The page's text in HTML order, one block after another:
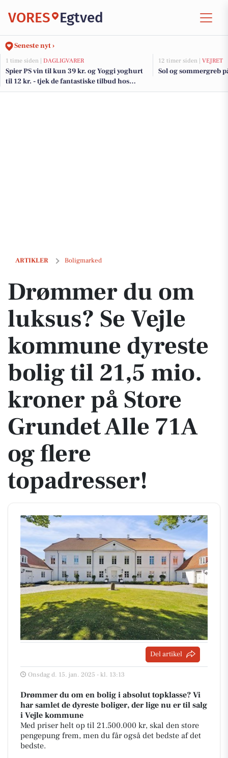
VORES Egtved
Seneste nyt ›
1 time siden | DAGLIGVARER
Spier PS vin til kun 39 kr. og Yoggi yoghurt
til 12 kr. - tjek de fantastiske tilbud hos
DagliBrugsen
12 timer siden | VEJRET
Sol og sommergreb
ARTIKLER Boligmarked
Drømmer du om luksus? Se Vejle kommune dyreste bolig til 21,5
Drømmer du om
luksus? Se Vejle
kommune dyreste
bolig til 21,5 mio.
kroner på Store
Grundet Alle 71A
og flere
topadresser!
Del artikel
Onsdag d. 15. jan. 2025 - kl. 13:13
Drømmer du om en bolig i absolut topklasse? Vi
har samlet de dyreste boliger, der lige nu er til salg
i Vejle kommune
Med priser helt op til 21.500.000 kr, skal den store
pengepung frem, men du får også det bedste af det
bedste.